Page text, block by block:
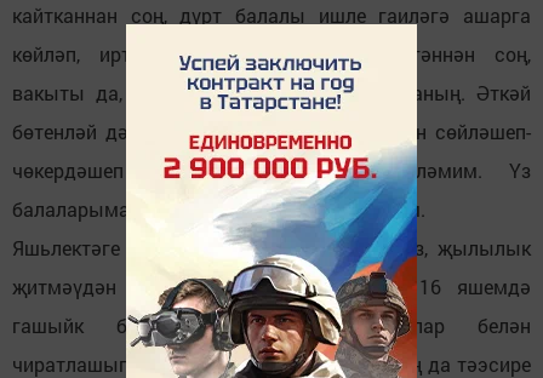
кайтканнан соң, дүрт балалы ишле гаиләгә ашарга
көйләп, иртәнгә киемнәребезне әзерләгәннән соң,
вакыты да, хәле дә калмагандыр инде аның. Әткәй
бөтенләй дә кырыс кеше иде. Әнкәй белән сөйләшеп-
чөкердәшеп утырганнарын да хәтерләмим. Үз
балаларыма мин андый язмышны теләмим.
Яшьлектәге ялгышлар да бит әнә шул наз, җылылык
җитмәүдән кылынган. Беренче тапкыр 16 яшемдә
гашыйк булдым. Сыйныфташ кызлар белән
чиратлашып мәхәббәт романнарын укуның да тәэсире